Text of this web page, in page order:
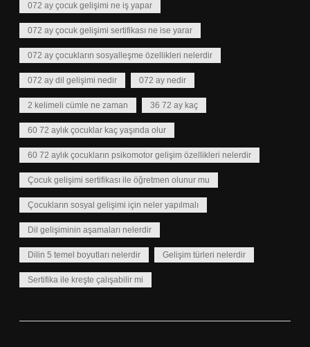
072 ay çocuk gelişimi ne iş yapar
072 ay çocuk gelişimi sertifikası ne ise yarar
072 ay çocukların sosyalleşme özellikleri nelerdir
072 ay dil gelişimi nedir 072 ay nedir
2 kelimeli cümle ne zaman 36 72 ay kaç
60 72 aylık çocuklar kaç yaşında olur
60 72 aylık çocukların psikomotor gelişim özellikleri nelerdir
Çocuk gelişimi sertifikası ile öğretmen olunur mu
Çocukların sosyal gelişimi için neler yapılmalı
Dil gelişiminin aşamaları nelerdir
Dilin 5 temel boyutları nelerdir Gelişim türleri nelerdir
Sertifika ile kreşte çalışabilir mi